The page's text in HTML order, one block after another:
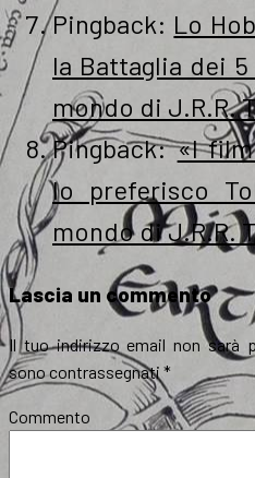
Pingback: Lo
la Battaglia dei
mondo di J.R.R.
Pingback:«I
Io preferisco
mondo di J.R.R.
Lascia un commento
Il tuo indirizzo email non sarà
sono contrassegnati *